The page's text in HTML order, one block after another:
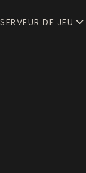
SERVEUR DE JEU